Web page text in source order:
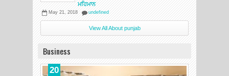
ਮਹਿਮਾਨ
May 21, 2018 undefined
View All About punjab
Business
20